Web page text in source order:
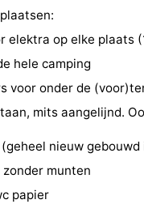
elektra op elke plaats
hele camping
voor onder de
mits aangelijnd.
nieuw gebouwd
munten
papier